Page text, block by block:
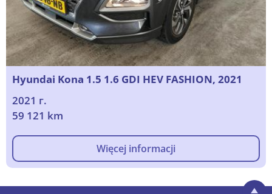
Hyundai Kona 1.5 1.6 GDI HEV FASHION, 2021
2021 г.
59 121 km
Więcej informacji